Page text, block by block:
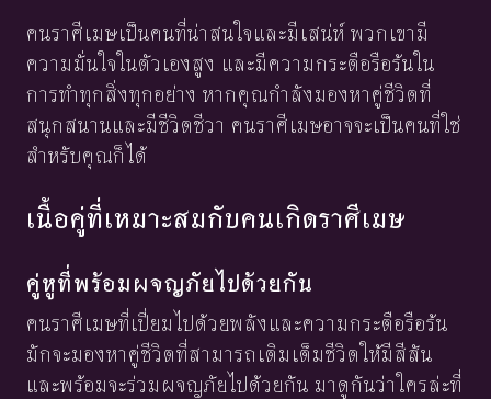
คนราศีเมษเป็นคนที่น่าสนใจและมีเสน่ห์ พวกเขามี
ความมั่นใจในตัวเองสูง และมีความกระตือรือร้นใน
การทำทุกสิ่งทุกอย่าง หากคุณกำลังมองหาคู่ชีวิตที่
สนุกสนานและมีชีวิตชีวา คนราศีเมษอาจจะเป็นคนที่ใช่
สำหรับคุณก็ได้
เนื้อคู่ที่เหมาะสมกับคนเกิดราศีเมษ
คู่หูที่พร้อมผจญภัยไปด้วยกัน
คนราศีเมษที่เปี่ยมไปด้วยพลังและความกระตือรือร้น
มักจะมองหาคู่ชีวิตที่สามารถเติมเต็มชีวิตให้มีสีสัน
และพร้อมจะร่วมผจญภัยไปด้วยกัน มาดูกันว่าใครล่ะที่